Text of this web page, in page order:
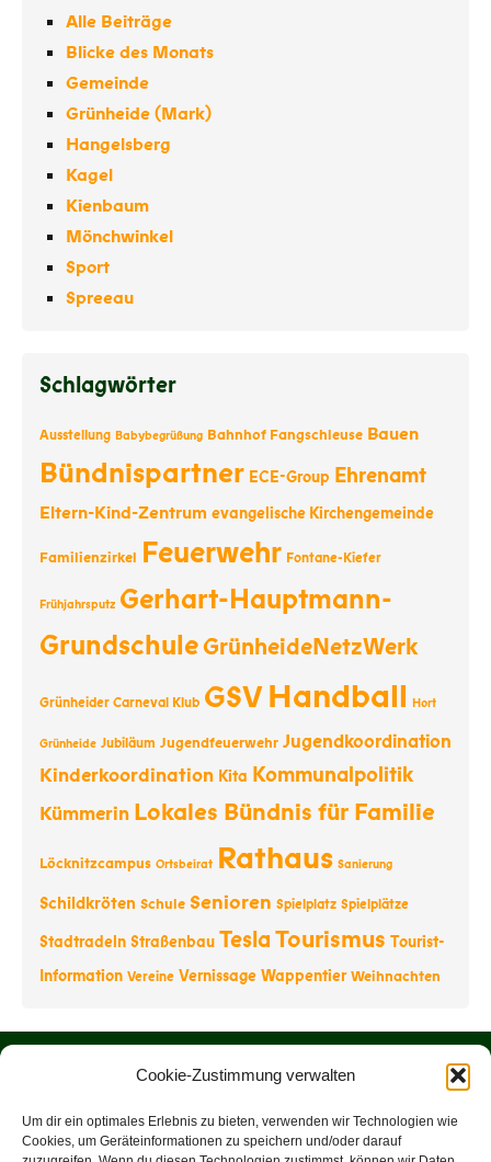
Cookie-Zustimmung verwalten
Um dir ein optimales Erlebnis zu bieten, verwenden wir Technologien wie
Cookies, um Geräteinformationen zu speichern und/oder darauf
Alle Beiträge
Blicke des Monats
Gemeinde
Grünheide (Mark)
Hangelsberg
Kagel
Kienbaum
Mönchwinkel
Sport
Spreeau
Schlagwörter
Ausstellung Babybegrüßung Bahnhof Fangschleuse Bauen
Bündnispartner ECE-Group Ehrenamt
Eltern-Kind-Zentrum evangelische Kirchengemeinde
Familienzirkel Feuerwehr Fontane-Kiefer
Frühjahrsputz Gerhart-Hauptmann-
GrundschuleGrünheideNetzWerk
Grünheider Carneval Klub GSVHandball Hort
Grünheide Jubiläum Jugendfeuerwehr Jugendkoordination
Kinderkoordination Kita Kommunalpolitik
Kümmerin Lokales Bündnis für Familie
Löcknitzcampus Ortsbeirat Rathaus Sanierung
Schildkröten Schule Senioren Spielplatz Spielplätze
Stadtradeln Straßenbau TeslaTourismus Tourist-
Information Vereine Vernissage Wappentier Weihnachten
Über uns